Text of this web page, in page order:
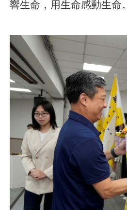
響生命，用生命感動生命。